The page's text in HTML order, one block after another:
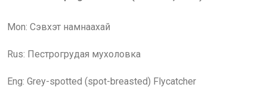
Mon: Сэвхэт намнаахай
Rus: Пестрогрудая мухоловка
Eng: Grey-spotted (spot-breasted) Flycatcher